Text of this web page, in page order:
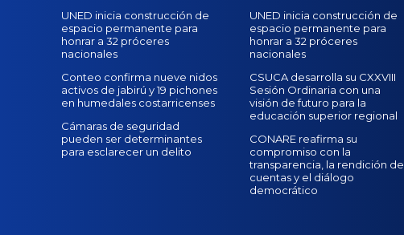
UNED inicia construcción de
espacio permanente para
honrar a 32 próceres
nacionales
Conteo confirma nueve nidos
activos de jabirú y 19 pichones
en humedales costarricenses
Cámaras de seguridad
pueden ser determinantes
para esclarecer un delito
UNED inicia construcción de
espacio permanente para
honrar a 32 próceres
nacionales
CSUCA desarrolla su CXXVIII
Sesión Ordinaria con una
visión de futuro para la
educación superior regional
CONARE reafirma su
compromiso con la
transparencia, la rendición de
cuentas y el diálogo
democrático